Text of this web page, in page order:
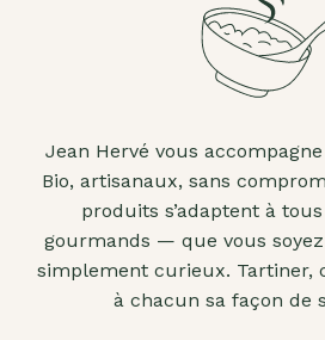
Jean Hervé vous
Bio, artisanaux, sans
produits s’adaptent à
gourmands — que vous
simplement curieux. Tartiner,
à chacun sa façon de